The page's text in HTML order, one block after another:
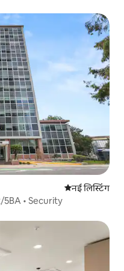
ठहरने की नई
नई लिस्टिंग
5BA • Security